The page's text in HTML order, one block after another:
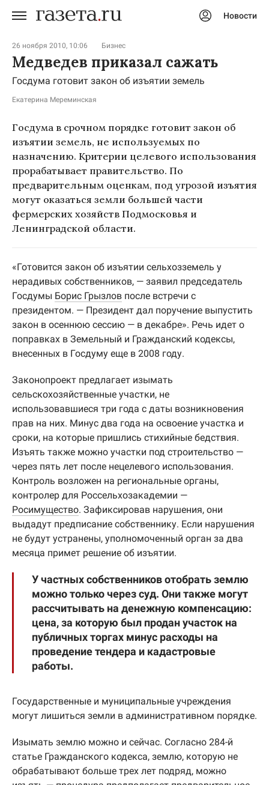
Новости
26 ноября 2010, 10:06 Бизнес
Медведев приказал сажать
Госдума готовит закон об изъятии земель
Екатерина Мереминская
Госдума в срочном порядке готовит закон об
изъятии земель, не используемых по
назначению. Критерии целевого использования
прорабатывает правительство. По
предварительным оценкам, под угрозой изъятия
могут оказаться земли большей части
фермерских хозяйств Подмосковья и
Ленинградской области.
«Готовится закон об изъятии сельхозземель у
нерадивых собственников, — заявил председатель
Госдумы Борис Грызлов после встречи с
президентом. — Президент дал поручение выпустить
закон в осеннюю сессию — в декабре». Речь идет о
поправках в Земельный и Гражданский кодексы,
внесенных в Госдуму еще в 2008 году.
Законопроект предлагает изымать
сельскохозяйственные участки, не
использовавшиеся три года с даты возникновения
прав на них. Минус два года на освоение участка и
сроки, на которые пришлись стихийные бедствия.
Изъять также можно участки под строительство —
через пять лет после нецелевого использования.
Контроль возложен на региональные органы,
контролер для Россельхозакадемии —
Росимущество. Зафиксировав нарушения, они
выдадут предписание собственнику. Если нарушения
не будут устранены, уполномоченный орган за два
месяца примет решение об изъятии.
У частных собственников отобрать землю
можно только через суд. Они также могут
рассчитывать на денежную компенсацию:
цена, за которую был продан участок на
публичных торгах минус расходы на
проведение тендера и кадастровые
работы.
Государственные и муниципальные учреждения
могут лишиться земли в административном порядке.
Изымать землю можно и сейчас. Согласно 284-й
статье Гражданского кодекса, землю, которую не
обрабатывают больше трех лет подряд, можно